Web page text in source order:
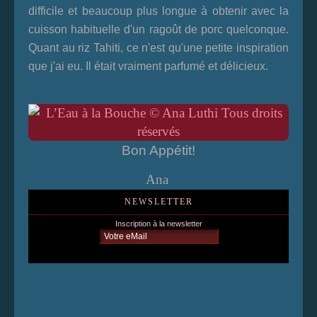
difficile et beaucoup plus longue à obtenir avec la
cuisson habituelle d'un ragoût de porc quelconque.
Quant au riz Tahiti, ce n'est qu'une petite inspiration
que j'ai eu. Il était vraiment parfumé et délicieux.
Bon Appétit!
Ana
NEWSLETTER
Inscription à la newsletter